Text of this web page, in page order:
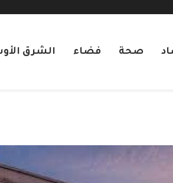
صحة فضاء الشرق